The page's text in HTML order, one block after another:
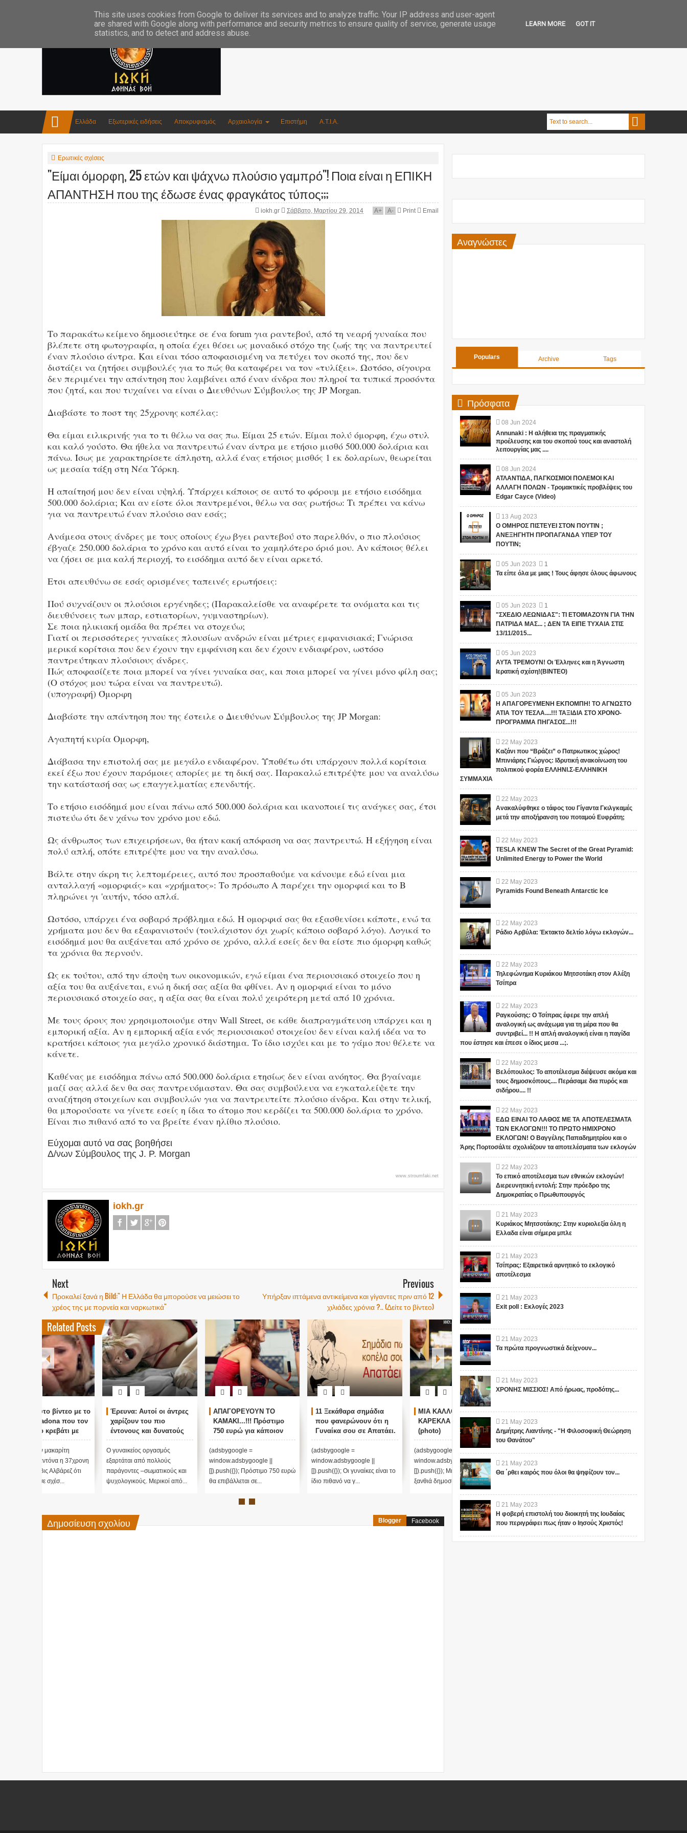
Ελλάδα Εξωτερικές ειδήσεις Αποκρυφισμός Αρχαιολογία Επιστήμη Α.Τ.Ι.Α.
Ερωτικές σχέσεις
"Είμαι όμορφη, 25 ετών και ψάχνω πλούσιο γαμπρό"! Ποια είναι η ΕΠΙΚΗ
ΑΠΑΝΤΗΣΗ που της έδωσε ένας φραγκάτος τύπος;;;
iokh.gr Σάββατο, Μαρτίου 29, 2014 A+ A- Print Email
Το παρακάτω κείμενο δημοσιεύτηκε σε ένα forum για ραντεβού, από τη νεαρή γυναίκα που
βλέπετε στη φωτογραφία, η οποία έχει θέσει ως μοναδικό στόχο της ζωής της να παντρευτεί
έναν πλούσιο άντρα. Και είναι τόσο αποφασισμένη να πετύχει τον σκοπό της, που δεν
διστάζει να ζητήσει συμβουλές για το πώς θα καταφέρει να τον «τυλίξει». Ωστόσο, σίγουρα
δεν περιμένει την απάντηση που λαμβάνει από έναν άνδρα που πληροί τα τυπικά προσόντα
που ζητά, και που τυχαίνει να είναι ο Διευθύνων Σύμβουλος της JP Morgan.
Διαβάστε το ποστ της 25χρονης κοπέλας:
Θα είμαι ειλικρινής για το τι θέλω να σας πω. Είμαι 25 ετών. Είμαι πολύ όμορφη, έχω στυλ
και καλό γούστο. Θα ήθελα να παντρευτώ έναν άντρα με ετήσιο μισθό 500.000 δολάρια και
πάνω. Ίσως με χαρακτηρίσετε άπληστη, αλλά ένας ετήσιος μισθός 1 εκ δολαρίων, θεωρείται
ως μεσαία τάξη στη Νέα Υόρκη.
Η απαίτησή μου δεν είναι υψηλή. Υπάρχει κάποιος σε αυτό το φόρουμ με ετήσιο εισόδημα
500.000 δολάρια; Και αν είστε όλοι παντρεμένοι, θέλω να σας ρωτήσω: Τι πρέπει να κάνω
για να παντρευτώ έναν πλούσιο σαν εσάς;
Ανάμεσα στους άνδρες με τους οποίους έχω βγει ραντεβού στο παρελθόν, ο πιο πλούσιος
έβγαζε 250.000 δολάρια το χρόνο και αυτό είναι το χαμηλότερο όριό μου. Αν κάποιος θέλει
να ζήσει σε μια καλή περιοχή, το εισόδημα αυτό δεν είναι αρκετό.
Ετσι απευθύνω σε εσάς ορισμένες ταπεινές ερωτήσεις:
Πού συχνάζουν οι πλούσιοι εργένηδες; (Παρακαλείσθε να αναφέρετε τα ονόματα και τις
διευθύνσεις των μπαρ, εστιατορίων, γυμναστηρίων).
Σε ποια ηλικιακή ομάδα θα πρέπει να στοχεύω;
Γιατί οι περισσότερες γυναίκες πλουσίων ανδρών είναι μέτριες εμφανισιακά; Γνώρισα
μερικά κορίτσια που δεν έχουν την εμφάνιση και δεν έχουν ενδιαφέρον, ωστόσο
παντρεύτηκαν πλούσιους άνδρες.
Πώς αποφασίζετε ποια μπορεί να γίνει γυναίκα σας, και ποια μπορεί να γίνει μόνο φίλη σας;
(Ο στόχος μου τώρα είναι να παντρευτώ).
(υπογραφή) Όμορφη
Διαβάστε την απάντηση που της έστειλε ο Διευθύνων Σύμβουλος της JP Morgan:
Αγαπητή κυρία Ομορφη,
Διάβασα την επιστολή σας με μεγάλο ενδιαφέρον. Υποθέτω ότι υπάρχουν πολλά κορίτσια
εκεί έξω που έχουν παρόμοιες απορίες με τη δική σας. Παρακαλώ επιτρέψτε μου να αναλύσω
την κατάστασή σας ως επαγγελματίας επενδυτής.
Το ετήσιο εισόδημά μου είναι πάνω από 500.000 δολάρια και ικανοποιεί τις ανάγκες σας, έτσι
πιστεύω ότι δεν χάνω τον χρόνο μου εδώ.
Ως άνθρωπος των επιχειρήσεων, θα ήταν κακή απόφαση να σας παντρευτώ. Η εξήγηση είναι
πολύ απλή, οπότε επιτρέψτε μου να την αναλύσω.
Βάλτε στην άκρη τις λεπτομέρειες, αυτό που προσπαθούμε να κάνουμε εδώ είναι μια
ανταλλαγή «ομορφιάς» και «χρήματος»: Το πρόσωπο Α παρέχει την ομορφιά και το Β
πληρώνει γι 'αυτήν, τόσο απλά.
Ωστόσο, υπάρχει ένα σοβαρό πρόβλημα εδώ. Η ομορφιά σας θα εξασθενίσει κάποτε, ενώ τα
χρήματα μου δεν θα εξαφανιστούν (τουλάχιστον όχι χωρίς κάποιο σοβαρό λόγο). Λογικά το
εισόδημά μου θα αυξάνεται από χρόνο σε χρόνο, αλλά εσείς δεν θα είστε πιο όμορφη καθώς
τα χρόνια θα περνούν.
Ως εκ τούτου, από την άποψη των οικονομικών, εγώ είμαι ένα περιουσιακό στοιχείο που η
αξία του θα αυξάνεται, ενώ η δική σας αξία θα φθίνει. Αν η ομορφιά είναι το μόνο
περιουσιακό στοιχείο σας, η αξία σας θα είναι πολύ χειρότερη μετά από 10 χρόνια.
Με τους όρους που χρησιμοποιούμε στην Wall Street, σε κάθε διαπραγμάτευση υπάρχει και η
εμπορική αξία. Αν η εμπορική αξία ενός περιουσιακού στοιχείου δεν είναι καλή ιδέα να το
κρατήσει κάποιος για μεγάλο χρονικό διάστημα. Το ίδιο ισχύει και με το γάμο που θέλετε να
κάνετε.
Καθένας με εισόδημα πάνω από 500.000 δολάρια ετησίως δεν είναι ανόητος. Θα βγαίναμε
μαζί σας αλλά δεν θα σας παντρευόμασταν. Θα σας συμβούλευα να εγκαταλείψετε την
αναζήτηση στοιχείων και συμβουλών για να παντρευτείτε πλούσιο άνδρα. Και στην τελική,
θα μπορούσατε να γίνετε εσείς η ίδια το άτομο που κερδίζει τα 500.000 δολάρια το χρόνο.
Είναι πιο πιθανό από το να βρείτε έναν ηλίθιο πλούσιο.
Εύχομαι αυτό να σας βοηθήσει
Δ/νων Σύμβουλος της J. Ρ. Morgan
www.stroumfaki.net
iokh.gr
Next
Προκαλεί ξανά η Bild:" Η Ελλάδα θα μπορούσε να μειώσει το
χρέος της με πορνεία και ναρκωτικά"
Previous
Υπήρξαν ιπτάμενα αντικείμενα και γίγαντες πριν από 12
χιλιάδες χρόνια ?.. (Δείτε το βίντεο)
Related Posts
Έρευνα: Αυτοί οι άντρες
χαρίζουν του πιο
έντονους και δυνατούς
οργασμούς!
Ο γυναικείος οργασμός
εξαρτάται από πολλούς
παράγοντες –σωματικούς και
ψυχολογικούς. Μερικοί από...
ΑΠΑΓΟΡΕΥΟΥΝ ΤΟ
ΚΑΜΑΚΙ...!!! Πρόστιμο
750 ευρώ για κάποιον
που κάνει καμάκι!
(adsbygoogle =
window.adsbygoogle ||
[]).push({}); Πρόστιμο 750 ευρώ
θα επιβάλλεται σε...
11 Ξεκάθαρα σημάδια
που φανερώνουν ότι η
Γυναίκα σου σε Απατάει.
Αν κάνει το 10, Χώρισε
(adsbygoogle =
window.adsbygoogle ||
[]).push({}); Οι γυναίκες είναι το
ίδιο πιθανό να γ...
ΜΙΑ ΚΑΛΛΟΝΗ ΓΙΑ ΤΗΝ
ΚΑΡΕΚΛΑ ΤΟΥ ΠΟΥΤΙΝ!
(photo)
(adsbygoogle =
window.adsbygoogle ||
[]).push({}); Μια εντυπωσιακή
ξανθιά δημοσιογράφος ανα...
Δημοσίευση σχολίου Blogger Facebook
Αναγνώστες
Populars Archive Tags
Πρόσφατα
08 Jun 2024
Annunaki : Η αλήθεια της πραγματικής
προέλευσης και του σκοπού τους και αναστολή
λειτουργίας μας ....
08 Jun 2024
ΑΤΛΑΝΤΙΔΑ, ΠΑΓΚΟΣΜΙΟΙ ΠΟΛΕΜΟΙ ΚΑΙ
ΑΛΛΑΓΗ ΠΟΛΩΝ - Τρομακτικές προβλέψεις του
Edgar Cayce (Video)
13 Aug 2023
Ο ΟΜΗΡΟΣ ΠΙΣΤΕΥΕΙ ΣΤΟΝ ΠΟΥΤΙΝ ;
ΑΝΕΞΗΓΗΤΗ ΠΡΟΠΑΓΑΝΔΑ ΥΠΕΡ ΤΟΥ
ΠΟΥΤΙΝ;
05 Jun 2023
1
Τα είπε όλα με μιας ! Τους άφησε όλους άφωνους
05 Jun 2023
1
"ΣΧΕΔΙΟ ΛΕΩΝΙΔΑΣ": ΤΙ ΕΤΟΙΜΑΖΟΥΝ ΓΙΑ ΤΗΝ
ΠΑΤΡΙΔΑ ΜΑΣ... ; ΔΕΝ ΤΑ ΕΙΠΕ ΤΥΧΑΙΑ ΣΤΙΣ
13/11/2015...
05 Jun 2023
ΑΥΤΑ ΤΡΕΜΟΥΝ! Οι Έλληνες και η Άγνωστη
Ιερατική σχέση!(ΒΙΝΤΕΟ)
05 Jun 2023
Η ΑΠΑΓΟΡΕΥΜΕΝΗ ΕΚΠΟΜΠΗ! ΤΟ ΑΓΝΩΣΤΟ
ΑΤΙΑ ΤΟΥ ΤΕΣΛΑ....!!! ΤΑΞΙΔΙΑ ΣΤΟ ΧΡΟΝΟ-
ΠΡΟΓΡΑΜΜΑ ΠΗΓΑΣΟΣ...!!!
22 May 2023
Καζάνι που “Βράζει” ο Πατριωτικος χώρος!
Μπινιάρης Γιώργος: Ιδρυτική ανακοίνωση του
πολιτικού φορέα ΕΛΛΗΝΙ.Σ-ΕΛΛΗΝΙΚΗ
ΣΥΜΜΑΧΙΑ
22 May 2023
Ανακαλύφθηκε ο τάφος του Γίγαντα Γκιλγκαμές
μετά την αποξήρανση του ποταμού Ευφράτη;
22 May 2023
TESLA KNEW The Secret of the Great Pyramid:
Unlimited Energy to Power the World
22 May 2023
Pyramids Found Beneath Antarctic Ice
22 May 2023
Ράδιο Αρβύλα: Έκτακτο δελτίο λόγω εκλογών...
22 May 2023
Τηλεφώνημα Κυριάκου Μητσοτάκη στον Αλέξη
Τσίπρα
22 May 2023
Ραγκούσης: Ο Τσίπρας έφερε την απλή
αναλογική ως ανάχωμα για τη μέρα που θα
συντριβεί... !! Η απλή αναλογική είναι η παγίδα
που έστησε και έπεσε ο ίδιος μεσα ...;.
22 May 2023
Βελόπουλος: Το αποτέλεσμα διέψευσε ακόμα και
τους δημοσκόπους.... Περάσαμε δια πυρός και
σιδήρου.... !!
22 May 2023
ΕΔΩ ΕΙΝΑΙ ΤΟ ΛΑΘΟΣ ΜΕ ΤΑ ΑΠΟΤΕΛΕΣΜΑΤΑ
ΤΩΝ ΕΚΛΟΓΩΝ!!! ΤΟ ΠΡΩΤΟ ΗΜΙΧΡΟΝΟ
ΕΚΛΟΓΩΝ! Ο Βαγγέλης Παπαδημητρίου και ο
Άρης Πορτοσάλτε σχολιάζουν τα αποτελέσματα των εκλογών
22 May 2023
Το επικό αποτέλεσμα των εθνικών εκλογών!
Διερευνητική εντολή: Στην πρόεδρο της
Δημοκρατίας ο Πρωθυπουργός
21 May 2023
Κυριάκος Μητσοτάκης: Στην κυριολεξία όλη η
Ελλαδα είναι σήμερα μπλε
21 May 2023
Τσίπρας: Εξαιρετικά αρνητικό το εκλογικό
αποτέλεσμα
21 May 2023
Exit poll : Εκλογές 2023
21 May 2023
Τα πρώτα προγνωστικά δείχνουν...
21 May 2023
ΧΡΟΝΗΣ ΜΙΣΣΙΟΣ! Από ήρωας, προδότης...
21 May 2023
Δημήτρης Λιαντίνης - "Η Φιλοσοφική Θεώρηση
του Θανάτου"
21 May 2023
Θα ΄ρθει καιρός που όλοι θα ψηφίζουν τον...
21 May 2023
Η φοβερή επιστολή του διοικητή της Ιουδαίας
που περιγράφει πως ήταν ο Ιησούς Χριστός!
This site uses cookies from Google to deliver its services and to analyze traffic. Your IP address and user-agent
are shared with Google along with performance and security metrics to ensure quality of service, generate usage
statistics, and to detect and address abuse.
LEARN MORE GOT IT